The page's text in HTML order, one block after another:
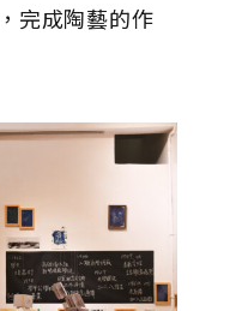
完成陶藝的作